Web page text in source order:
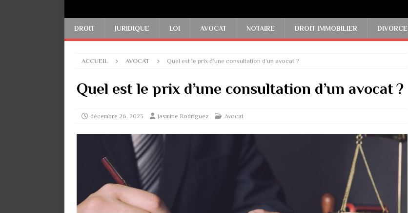
DROIT JURIDIQUE LOI AVOCAT NOTAIRE DROIT IMMOBILIER DIVORCE
ACCUEIL AVOCAT Quel est le prix d’une consultation d’un avocat ?
Quel est le prix d’une consultation d’un avocat ?
décembre 26, 2023 Jasmine Rodriguez Avocat